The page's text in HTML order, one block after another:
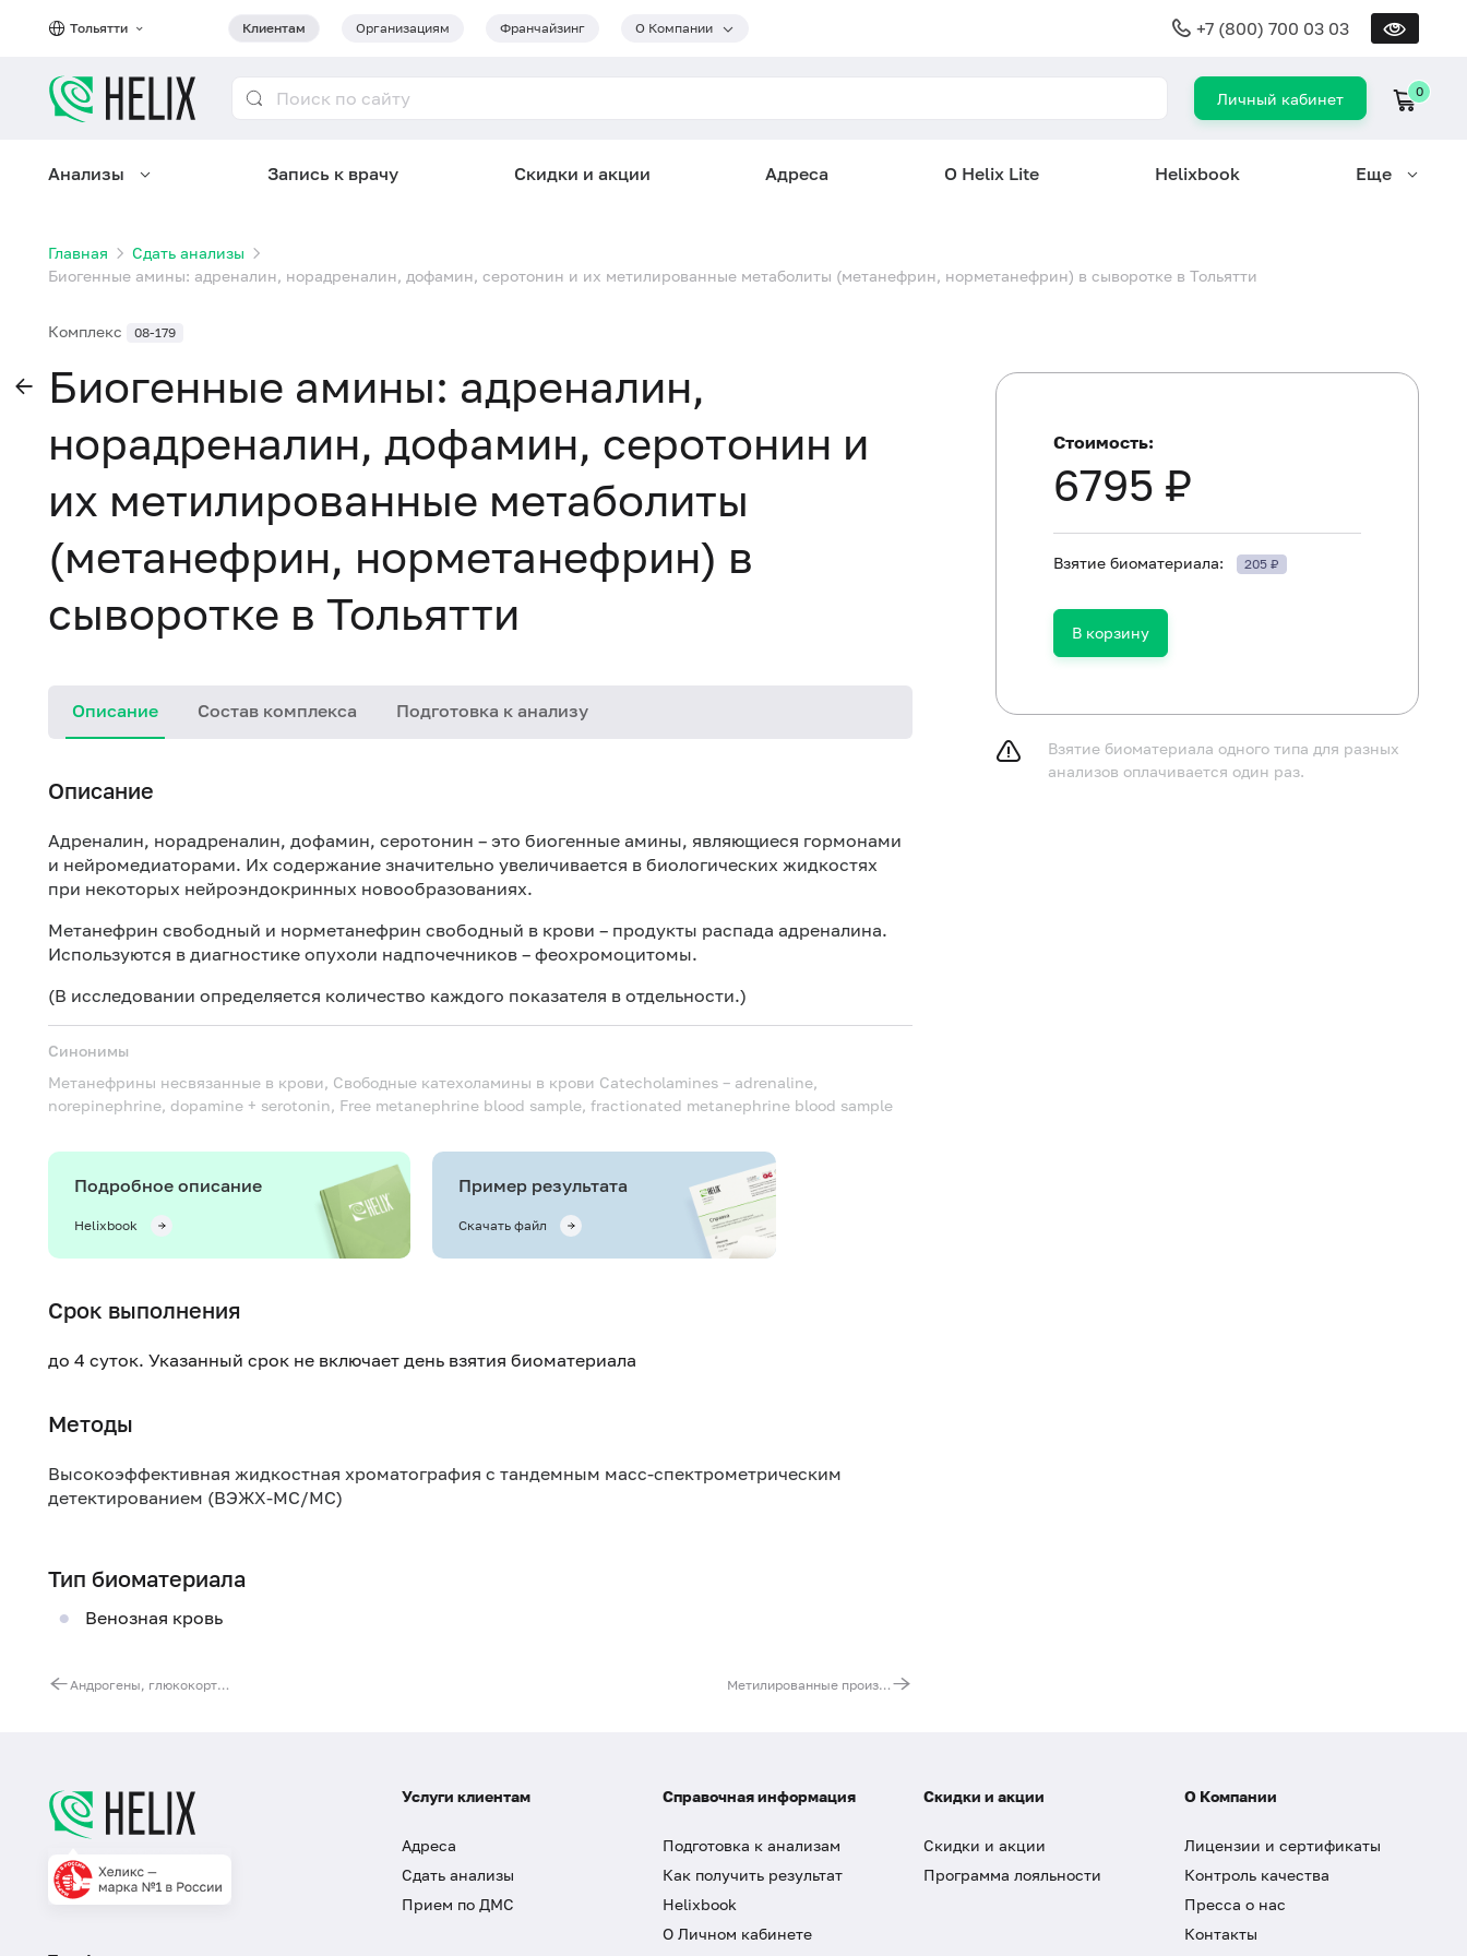
Тольятти Клиентам Организациям Франчайзинг О Компании +7 (800) 700 03 03
Личный кабинет 0
Анализы Запись к врачу Скидки и акции Адреса О Helix Lite Helixbook Еще
Главная
Сдать анализы
Биогенные амины: адреналин, норадреналин, дофамин, серотонин и их метилированные метаболиты (метанефрин, норметанефрин) в сыворотке в Тольятти
Комплекс 08-179
Биогенные амины: адреналин,
норадреналин, дофамин, серотонин и
их метилированные метаболиты
(метанефрин, норметанефрин) в
сыворотке в Тольятти
Описание Состав комплекса Подготовка к анализу
Описание
Адреналин, норадреналин, дофамин, серотонин – это биогенные амины, являющиеся гормонами
и нейромедиаторами. Их содержание значительно увеличивается в биологических жидкостях
при некоторых нейроэндокринных новообразованиях.
Метанефрин свободный и норметанефрин свободный в крови – продукты распада адреналина.
Используются в диагностике опухоли надпочечников – феохромоцитомы.
(В исследовании определяется количество каждого показателя в отдельности.)
Синонимы
Метанефрины несвязанные в крови, Свободные катехоламины в крови Catecholamines – adrenaline,
norepinephrine, dopamine + serotonin, Free metanephrine blood sample, fractionated metanephrine blood sample
Подробное описание
Helixbook
Пример результата
Скачать файл
Срок выполнения
до 4 суток. Указанный срок не включает день взятия биоматериала
Методы
Высокоэффективная жидкостная хроматография с тандемным масс-спектрометрическим
детектированием (ВЭЖХ-МС/МС)
Тип биоматериала
Венозная кровь
Андрогены, глюкокортикоиды, эстрогены, прогестагены (4 показателя) в слюне Метилированные производные аргинина: монометиларгинин (MMA), асимметричный диметиларгинин (ADMA), симметричный диметиларгинин (SDMA)
Катехоламины (адреналин, норадреналин, дофамин) и
Стоимость:
6795 ₽
Взятие биоматериала: 205 ₽
В корзину
Взятие биоматериала одного типа для разных
анализов оплачивается один раз.
Услуги клиентам
Адреса
Сдать анализы
Прием по ДМС
Справочная информация
Подготовка к анализам
Как получить результат
Helixbook
О Личном кабинете
Скидки и акции
Скидки и акции
Программа лояльности
О Компании
Лицензии и сертификаты
Контроль качества
Пресса о нас
Контакты